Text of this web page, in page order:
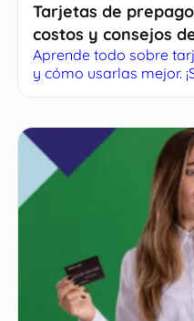
Tarjetas de
costos y consejos
Aprende todo sobre
y cómo usarlas mejor.